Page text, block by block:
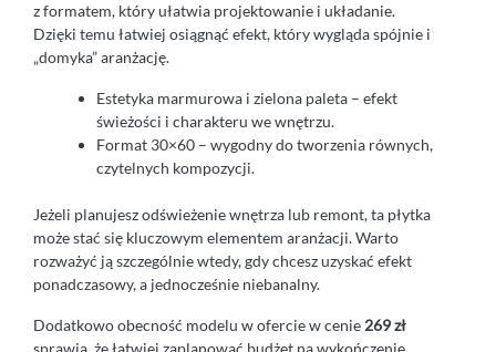
z formatem, który ułatwia projektowanie i układanie.
Dzięki temu łatwiej osiągnąć efekt, który wygląda spójnie i
„domyka” aranżację.
Estetyka marmurowa i zielona paleta – efekt
świeżości i charakteru we wnętrzu.
Format 30×60 – wygodny do tworzenia równych,
czytelnych kompozycji.
Jeżeli planujesz odświeżenie wnętrza lub remont, ta płytka
może stać się kluczowym elementem aranżacji. Warto
rozważyć ją szczególnie wtedy, gdy chcesz uzyskać efekt
ponadczasowy, a jednocześnie niebanalny.
Dodatkowo obecność modelu w ofercie w cenie 269 zł